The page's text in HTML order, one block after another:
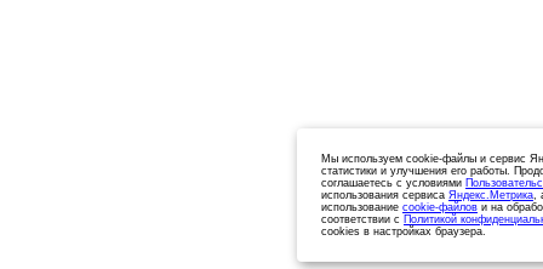
Мы используем cookie-файлы и сервис
статистики и улучшения его работы.
соглашаетесь с условиями
использования сервиса Яндекс.Метрика,
использование cookie-файлов и на
соответствии с Политикой
cookies в настройках браузера.